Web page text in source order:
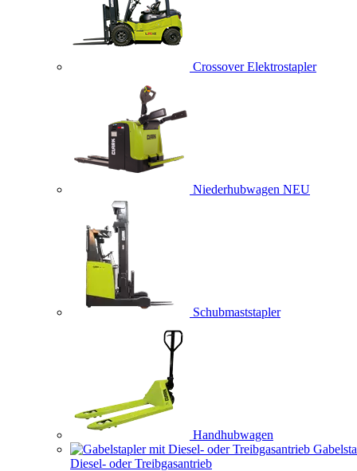
Crossover Elektrostapler
Niederhubwagen NEU
Schubmaststapler
Handhubwagen
Diesel- oder Treibgasantrieb